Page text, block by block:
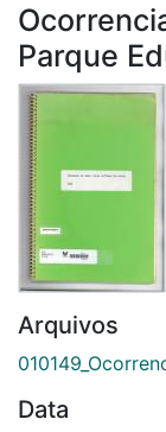
Repositório
Doações/
Fale
Parque
Arquivos
Data